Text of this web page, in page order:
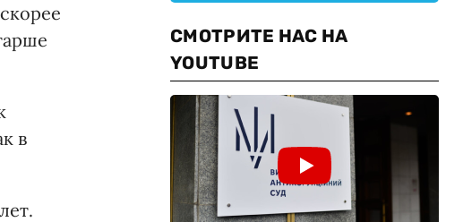
в
СМОТРИТЕ НАС НА
YOUTUBE